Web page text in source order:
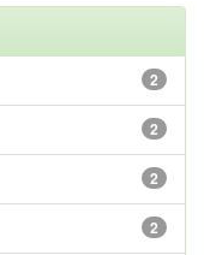
2
2
2
2